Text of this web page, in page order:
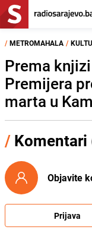
/ METROMAHALA /
Prema
Premijera
marta u
/ Komentari
Objavite
Prijava